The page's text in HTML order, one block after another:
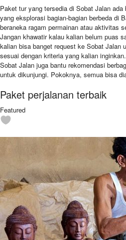
Paket tur yang tersedia di Sobat Jalan
yang eksplorasi bagian-bagian berbeda di
beraneka ragam permainan atau aktivitas
Jangan khawatir kalau kalian belum puas
kalian bisa banget request ke Sobat Jalan
sesuai dengan kriteria yang kalian
Sobat Jalan juga bantu rekomendasi
untuk dikunjungi. Pokoknya, semua bisa
Paket perjalanan terbaik
Featured